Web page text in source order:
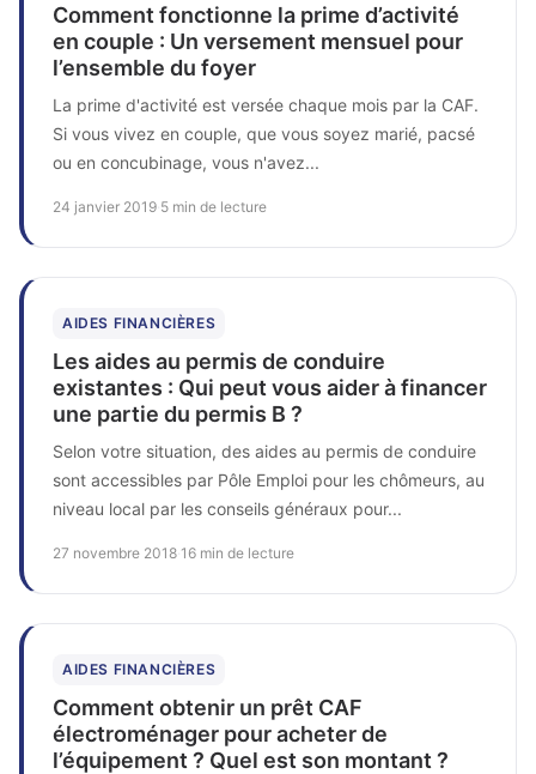
Comment fonctionne la prime d’activité
en couple : Un versement mensuel pour
l’ensemble du foyer
La prime d'activité est versée chaque mois par la CAF.
Si vous vivez en couple, que vous soyez marié, pacsé
ou en concubinage, vous n'avez...
24 janvier 2019 5 min de lecture
AIDES FINANCIÈRES
Les aides au permis de conduire
existantes : Qui peut vous aider à financer
une partie du permis B ?
Selon votre situation, des aides au permis de conduire
sont accessibles par Pôle Emploi pour les chômeurs, au
niveau local par les conseils généraux pour...
27 novembre 2018 16 min de lecture
AIDES FINANCIÈRES
Comment obtenir un prêt CAF
électroménager pour acheter de
l’équipement ? Quel est son montant ?